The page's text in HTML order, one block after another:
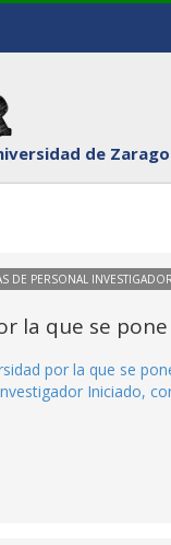
de
DE PERSONAL INVESTIGADOR
la que se
por la que se
Iniciado,